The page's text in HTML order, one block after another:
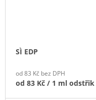
SÌ EDP
od 83 Kč bez DPH
od 83 Kč / 1 ml odstřik